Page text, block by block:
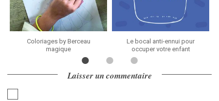
Coloriages by Berceau
magique
Le bocal anti-ennui pour
occuper votre enfant
Laisser un commentaire